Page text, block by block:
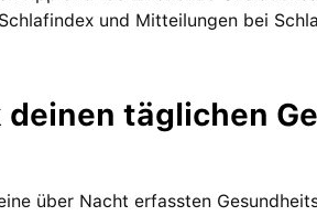
und Mitteilungen bei
deinen täglichen
über Nacht erfassten